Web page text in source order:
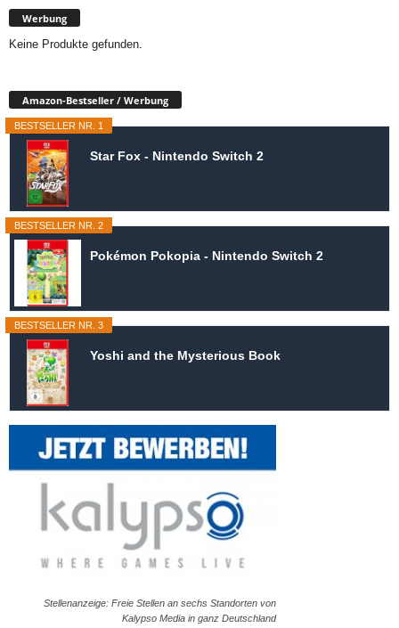
Werbung
Keine Produkte gefunden.
Amazon-Bestseller / Werbung
BESTSELLER NR. 1
Star Fox - Nintendo Switch 2
BESTSELLER NR. 2
Pokémon Pokopia - Nintendo Switch 2
BESTSELLER NR. 3
Yoshi and the Mysterious Book
Stellenanzeige: Freie Stellen an sechs Standorten von
Kalypso Media in ganz Deutschland